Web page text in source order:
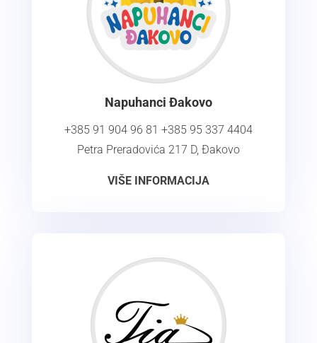
Napuhanci Đakovo
+385 91 904 96 81 +385 95 337 4404
Petra Preradovića 217 D, Đakovo
VIŠE INFORMACIJA